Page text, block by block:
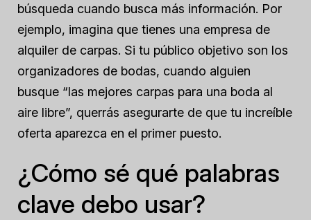
búsqueda cuando busca más información. Por
ejemplo, imagina que tienes una empresa de
alquiler de carpas. Si tu público objetivo son los
organizadores de bodas, cuando alguien
busque “las mejores carpas para una boda al
aire libre”, querrás asegurarte de que tu increíble
oferta aparezca en el primer puesto.
¿Cómo sé qué palabras
clave debo usar?